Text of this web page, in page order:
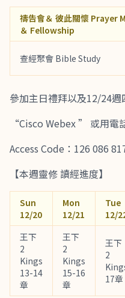
禱告會＆ 彼此關懷 Prayer
＆ Fellowship
查經聚會 Bible Study
參加主日禮拜以及12/24週
“Cisco Webex ” 或用電
Access Code：126 086
【本週靈修 讀經進度】
Sun
12/20
Mon
12/21
Tue
12/
王下
2
Kings
13-14
章
王下
2
Kings
15-16
章
王下
2
17章